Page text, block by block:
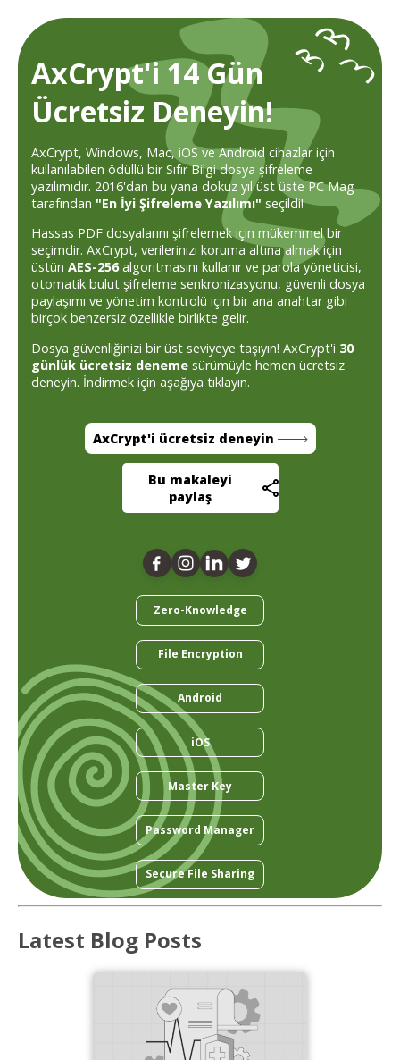
AxCrypt'i 14 Gün
Ücretsiz Deneyin!
AxCrypt, Windows, Mac, iOS ve Android cihazlar için
kullanılabilen ödüllü bir Sıfır Bilgi dosya şifreleme
yazılımıdır. 2016'dan bu yana dokuz yıl üst üste PC Mag
tarafından "En İyi Şifreleme Yazılımı" seçildi!
Hassas PDF dosyalarını şifrelemek için mükemmel bir
seçimdir. AxCrypt, verilerinizi koruma altına almak için
üstün AES-256algoritmasını kullanır ve parola yöneticisi,
otomatik bulut şifreleme senkronizasyonu, güvenli dosya
paylaşımı ve yönetim kontrolü için bir ana anahtar gibi
birçok benzersiz özellikle birlikte gelir.
Dosya güvenliğinizi bir üst seviyeye taşıyın! AxCrypt'i 30
günlük ücretsiz deneme sürümüyle hemen ücretsiz
deneyin. İndirmek için aşağıya tıklayın.
AxCrypt'i ücretsiz deneyin
Bu makaleyi
paylaş
Zero-Knowledge
File Encryption
Android
iOS
Master Key
Password Manager
Secure File Sharing
Latest Blog Posts